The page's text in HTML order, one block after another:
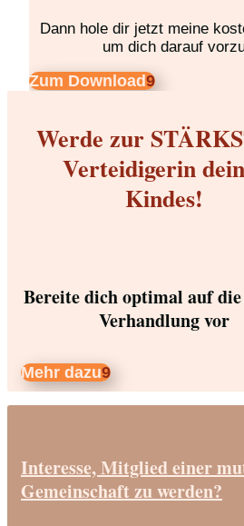
Dann hole dir jetzt meine
um dich darauf
Zum Download
Werde zur
Verteidigerin
Kindes!
Bereite dich optimal auf die
Verhandlung vor
Mehr dazu
Interesse, Mitglied einer
Gemeinschaft zu werden?